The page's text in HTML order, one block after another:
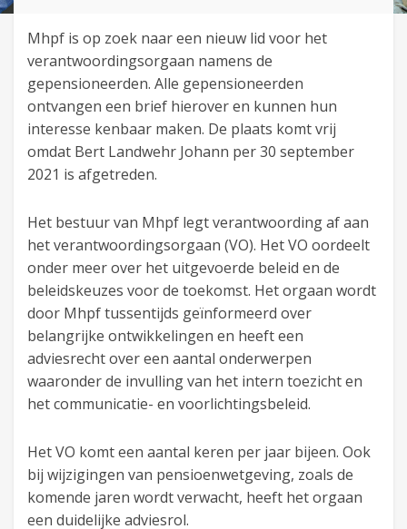
Mhpf is op zoek naar een nieuw lid voor het
verantwoordingsorgaan namens de
gepensioneerden. Alle gepensioneerden
ontvangen een brief hierover en kunnen hun
interesse kenbaar maken. De plaats komt vrij
omdat Bert Landwehr Johann per 30 september
2021 is afgetreden.
Het bestuur van Mhpf legt verantwoording af aan
het verantwoordingsorgaan (VO). Het VO oordeelt
onder meer over het uitgevoerde beleid en de
beleidskeuzes voor de toekomst. Het orgaan wordt
door Mhpf tussentijds geïnformeerd over
belangrijke ontwikkelingen en heeft een
adviesrecht over een aantal onderwerpen
waaronder de invulling van het intern toezicht en
het communicatie- en voorlichtingsbeleid.
Het VO komt een aantal keren per jaar bijeen. Ook
bij wijzigingen van pensioenwetgeving, zoals de
komende jaren wordt verwacht, heeft het orgaan
een duidelijke adviesrol.